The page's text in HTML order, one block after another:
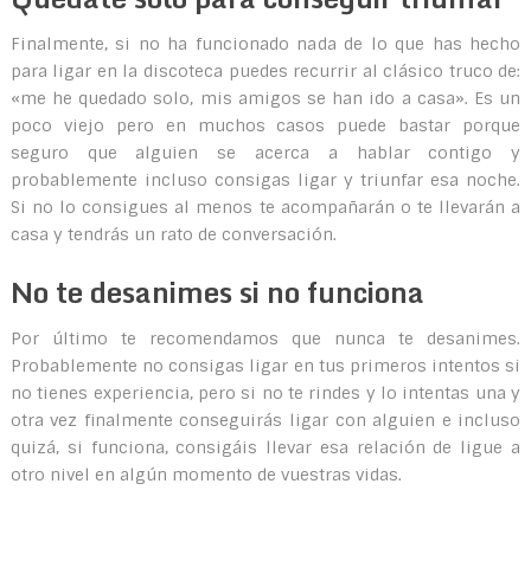
Finalmente, si no ha funcionado nada de lo que has hecho
para ligar en la discoteca puedes recurrir al clásico truco de:
«me he quedado solo, mis amigos se han ido a casa». Es un
poco viejo pero en muchos casos puede bastar porque
seguro que alguien se acerca a hablar contigo y
probablemente incluso consigas ligar y triunfar esa noche.
Si no lo consigues al menos te acompañarán o te llevarán a
casa y tendrás un rato de conversación.
No te desanimes si no funciona
Por último te recomendamos que nunca te desanimes.
Probablemente no consigas ligar en tus primeros intentos si
no tienes experiencia, pero si no te rindes y lo intentas una y
otra vez finalmente conseguirás ligar con alguien e incluso
quizá, si funciona, consigáis llevar esa relación de ligue a
otro nivel en algún momento de vuestras vidas.